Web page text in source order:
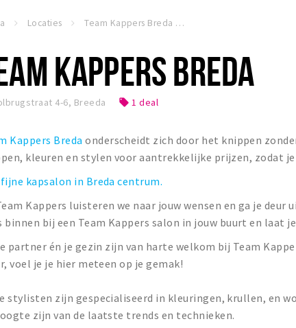
Locaties Team Kappers Breda
KAPPERS BREDA
4-6, Breeda local_offer 1 deal
Kappers Bredaonderscheidt zich door het knippen
kleuren en stylen voor aantrekkelijke prijzen, zodat
fijne kapsalon in Breda centrum.
Kappers luisteren we naar jouw wensen en ga je deur
binnen bij een Team Kappers salon in jouw buurt en laat
partner én je gezin zijn van harte welkom bij Team
voel je je hier meteen op je gemak!
stylisten zijn gespecialiseerd in kleuringen, krullen, en
zijn van de laatste trends en technieken.